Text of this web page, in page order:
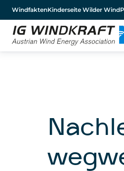
WindfaktenKinderseite Wilder Wind